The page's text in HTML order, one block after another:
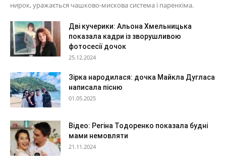
нирок, уражається чашково-мискова система і паренхіма.
Дві кучерики: Альона Хмельницька
показала кадри із зворушливою
фотосесії дочок
25.12.2024
Зірка народилася: дочка Майкла Дугласа
написала пісню
01.05.2025
Відео: Регіна Тодоренко показала будні
мами немовляти
21.11.2024